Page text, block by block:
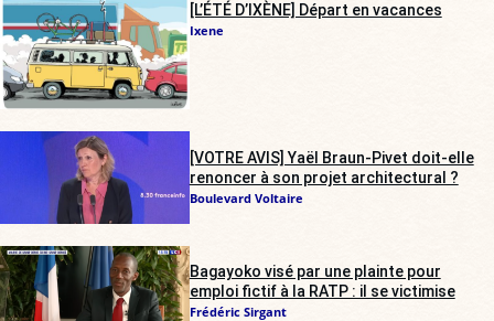
[L’ÉTÉ D’IXÈNE] Départ en vacances
Ixene
[VOTRE AVIS] Yaël Braun-Pivet doit-elle
renoncer à son projet architectural ?
Boulevard Voltaire
Bagayoko visé par une plainte pour
emploi fictif à la RATP : il se victimise
Frédéric Sirgant